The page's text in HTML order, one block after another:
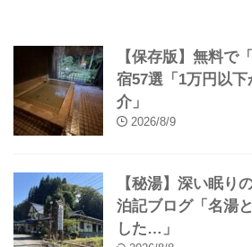
【保存版】無料で
宿57選「1万円以
介」
2026/8/9
【秘湯】深い眠り
泊記ブログ「名湯
した…」